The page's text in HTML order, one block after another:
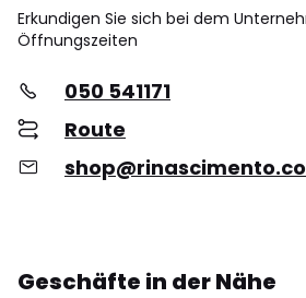
Erkundigen Sie sich bei dem
Öffnungszeiten
050 541171
Route
Geschäfte in der Nähe